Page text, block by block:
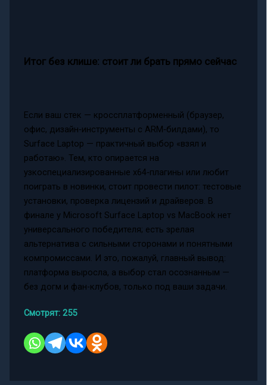
Итог без клише: стоит ли брать прямо сейчас
Если ваш стек — кроссплатформенный (браузер,
офис, дизайн‑инструменты с ARM‑билдами), то
Surface Laptop — практичный выбор «взял и
работаю». Тем, кто опирается на
узкоспециализированные x64‑плагины или любит
поиграть в новинки, стоит провести пилот: тестовые
установки, проверка лицензий и драйверов. В
финале у Microsoft Surface Laptop vs MacBook нет
универсального победителя; есть зрелая
альтернатива с сильными сторонами и понятными
компромиссами. И это, пожалуй, главный вывод:
платформа выросла, а выбор стал осознанным —
без догм и фан-клубов, только под ваши задачи.
Смотрят: 255